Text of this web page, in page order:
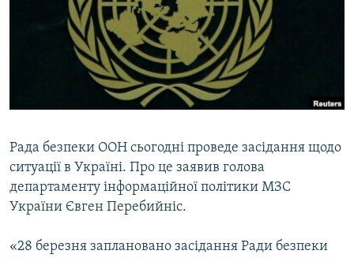
МУЛЬТИМЕДІА
СПЕЦПРОЄКТИ
КРИМ РЕАЛІЇ
РУС
УКР
Рада безпеки ООН сьогодні проведе засідання щодо
ситуації в Україні. Про це заявив голова
департаменту інформаційної політики МЗС
України Євген Перебийніс.
«28 березня заплановано засідання Ради безпеки